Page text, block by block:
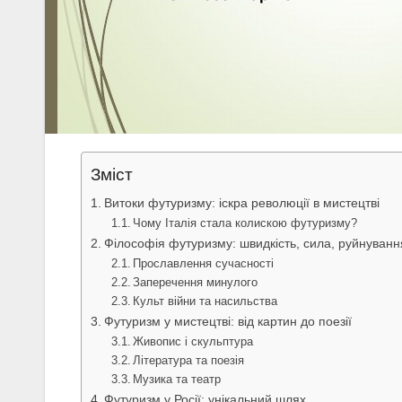
Зміст
Витоки футуризму: іскра революції в мистецтві
Чому Італія стала колискою футуризму?
Філософія футуризму: швидкість, сила,
Прославлення сучасності
Заперечення минулого
Культ війни та насильства
Футуризм у мистецтві: від картин до поезії
Живопис і скульптура
Література та поезія
Музика та театр